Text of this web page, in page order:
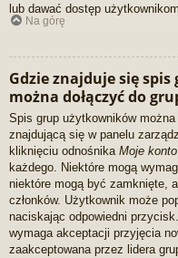
lub dawać dostęp
Na górę
Gdzie znajduje się
można dołączyć do
Spis grup użytkowników
znajdującą się w panelu
kliknięciu odnośnika Moje konto
każdego. Niektóre mogą
niektóre mogą być zamknięte,
członków. Użytkownik może
naciskając odpowiedni
wymaga akceptacji przyjęcia
zaakceptowana przez lidera